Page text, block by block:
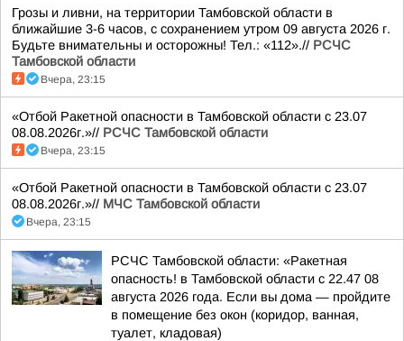
Грозы и ливни, на территории Тамбовской области в
ближайшие 3-6 часов, с сохранением утром 09 августа 2026 г.
Будьте внимательны и осторожны! Тел.: «112».// РСЧС
Тамбовской области
Вчера, 23:15
«Отбой Ракетной опасности в Тамбовской области с 23.07
08.08.2026г.»// РСЧС Тамбовской области
Вчера, 23:15
«Отбой Ракетной опасности в Тамбовской области с 23.07
08.08.2026г.»// МЧС Тамбовской области
Вчера, 23:15
РСЧС Тамбовской области: «Ракетная
опасность! в Тамбовской области с 22.47 08
августа 2026 года. Если вы дома — пройдите
в помещение без окон (коридор, ванная,
туалет, кладовая)